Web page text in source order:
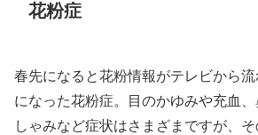
花粉症
春先になると花粉情報がテレビから
になった花粉症。目のかゆみや充血、
しゃみなど症状はさまざまですが、